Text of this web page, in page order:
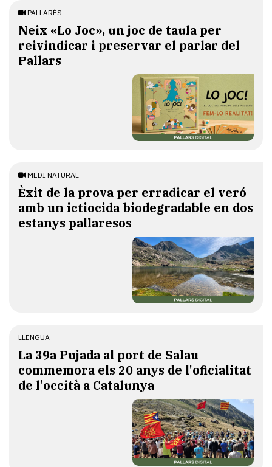
PALLARÈS
​Neix «Lo Joc», un joc de taula per
reivindicar i preservar el parlar del
Pallars
MEDI NATURAL
Èxit de la prova per erradicar el veró
amb un ictiocida biodegradable en dos
estanys pallaresos
LLENGUA
​La 39a Pujada al port de Salau
commemora els 20 anys de l'oficialitat
de l'occità a Catalunya